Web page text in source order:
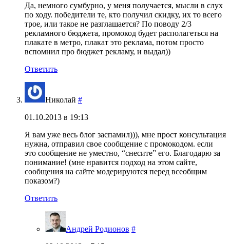
Да, немного сумбурно, у меня получается, мысли в слух
по ходу. победители те, кто получил скидку, их то всего
трое, или такое не разглашается? По поводу 2/3
рекламного бюджета, промокод будет располагеться на
плакате в метро, плакат это реклама, потом просто
вспомнил про бюджет рекламу, и выдал))
Ответить
Николай #
01.10.2013 в 19:13
Я вам уже весь блог заспамил))), мне прост консультация
нужна, отправил свое сообщение с промокодом. если
это сообщение не уместно, “снесите” его. Благодарю за
понимание! (мне нравится подход на этом сайте,
сообщения на сайте модерируются перед всеобщим
показом?)
Ответить
Андрей Родионов #